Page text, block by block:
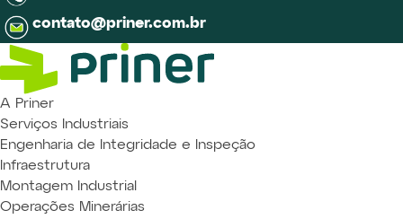
contato@priner.com.br
A Priner
Serviços Industriais
Engenharia de Integridade e Inspeção
Infraestrutura
Montagem Industrial
Operações Minerárias